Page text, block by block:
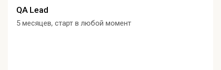
QA Lead
5 месяцев, старт в любой момент